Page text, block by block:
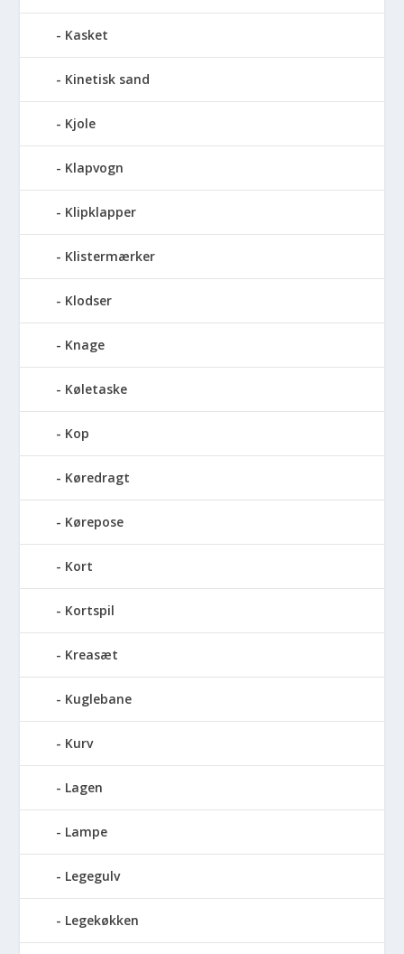
Kasket
Kinetisk sand
Kjole
Klapvogn
Klipklapper
Klistermærker
Klodser
Knage
Køletaske
Kop
Køredragt
Kørepose
Kort
Kortspil
Kreasæt
Kuglebane
Kurv
Lagen
Lampe
Legegulv
Legekøkken